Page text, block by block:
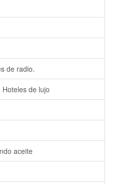
de radio.
de lujo
aceite